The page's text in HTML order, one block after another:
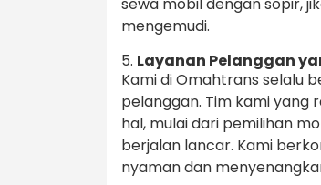
sewa mobil dengan sopir,
mengemudi.
5. Layanan Pelanggan
Kami di Omahtrans selalu
pelanggan. Tim kami yang
hal, mulai dari pemilihan
berjalan lancar. Kami
nyaman dan